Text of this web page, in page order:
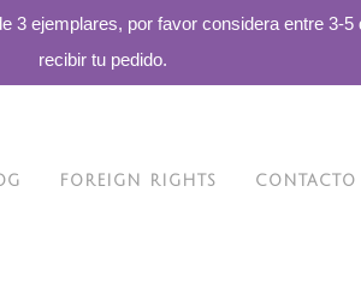
3 ejemplares, por favor considera entre 3-5
recibir tu pedido.
FOREIGN RIGHTS CONTACTO